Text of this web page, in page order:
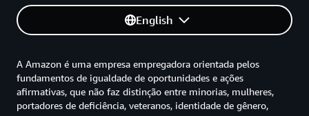
English
A Amazon é uma empresa empregadora orientada pelos
fundamentos de igualdade de oportunidades e ações
afirmativas, que não faz distinção entre minorias, mulheres,
portadores de deficiência, veteranos, identidade de gênero,